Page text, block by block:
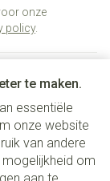
te maken.
essentiële
onze website
van andere
om
onze
policy.